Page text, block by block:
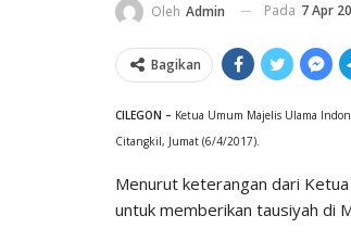
Oleh Admin Pada 7 Apr
Bagikan
CILEGON – Ketua Umum Majelis Ulama
Citangkil, Jumat (6/4/2017).
Menurut keterangan dari
untuk memberikan tausiyah di